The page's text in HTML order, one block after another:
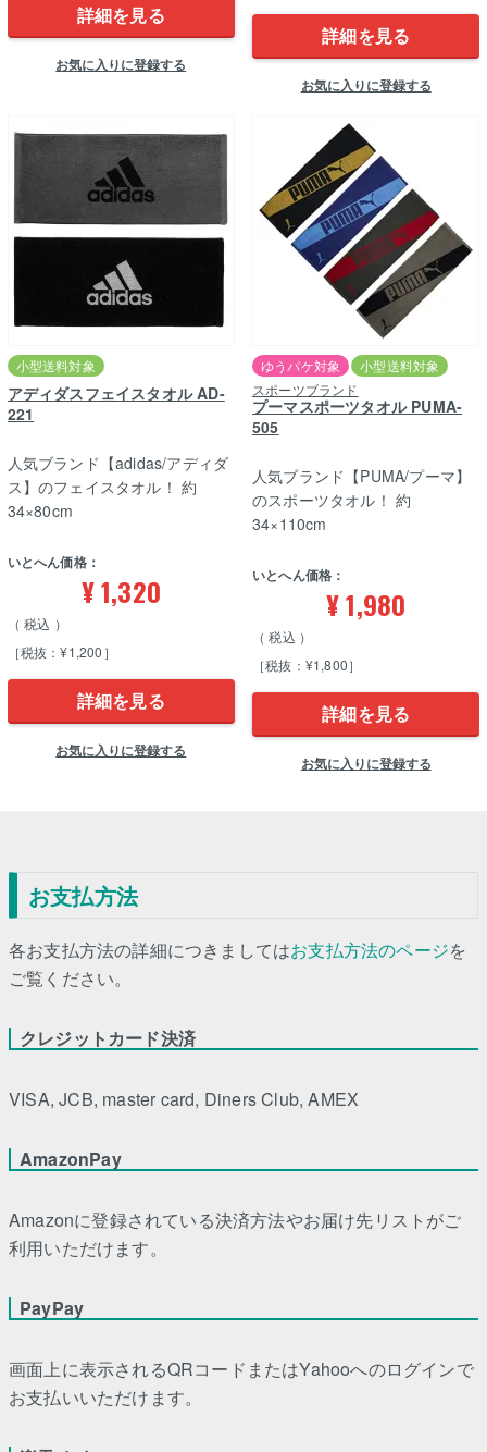
詳細を見る
お気に入りに登録する
詳細を見る
お気に入りに登録する
アディダスフェイスタオル AD-
221
小型送料対象
いとへん価格：
¥1,320
税込
［税抜：¥1,200］
人気ブランド【adidas/アディダ
ス】のフェイスタオル！ 約
34×80cm
詳細を見る
お気に入りに登録する
スポーツブランド
プーマスポーツタオル PUMA-
505
ゆうパケ対象 小型送料対象
いとへん価格：
¥1,980
税込
［税抜：¥1,800］
人気ブランド【PUMA/プーマ】
のスポーツタオル！ 約
34×110cm
詳細を見る
お気に入りに登録する
お支払方法
各お支払方法の詳細につきましてはお支払方法のページを
ご覧ください。
クレジットカード決済
VISA, JCB, master card, Diners Club, AMEX
AmazonPay
Amazonに登録されている決済方法やお届け先リストがご
利用いただけます。
PayPay
画面上に表示されるQRコードまたはYahooへのログインで
お支払いいただけます。